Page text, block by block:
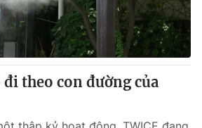
đi theo con đường của